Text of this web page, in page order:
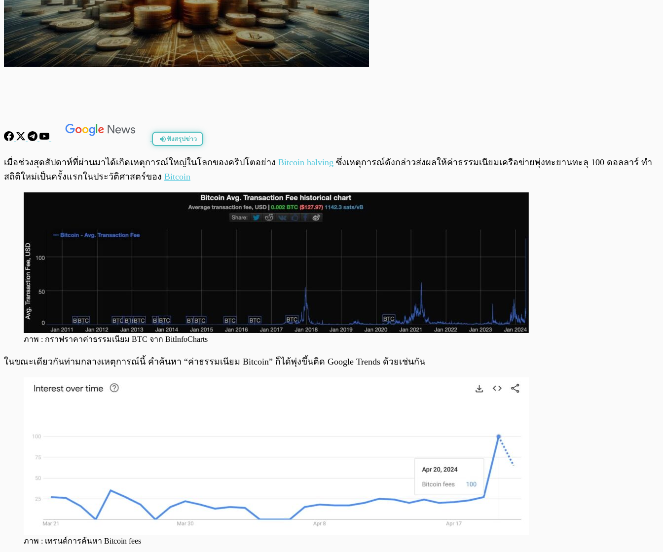
ฟังสรุปข่าว
พร้อมเล่น 0:00
เมื่อช่วงสุดสัปดาห์ที่ผ่านมาได้เกิดเหตุการณ์ใหญ่ในโลกของคริปโตอย่าง Bitcoin halving ซึ่งเหตุการณ์ดังกล่าวส่งผลให้ค่าธรรมเนียมเครือข่ายพุ่งทะยานทะลุ 100 ดอลลาร์ ทำ
สถิติใหม่เป็นครั้งแรกในประวัติศาสตร์ของ Bitcoin
ภาพ : กราฟราคาค่าธรรมเนียม BTC จาก BitInfoCharts
ในขณะเดียวกันท่ามกลางเหตุการณ์นี้ คำค้นหา “ค่าธรรมเนียม Bitcoin” ก็ได้พุ่งขึ้นติด Google Trends ด้วยเช่นกัน
ภาพ : เทรนด์การค้นหา Bitcoin fees